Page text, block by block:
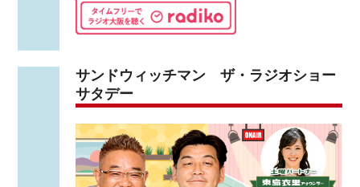
サンドウィッチマン ザ・ラジオショー
サタデー